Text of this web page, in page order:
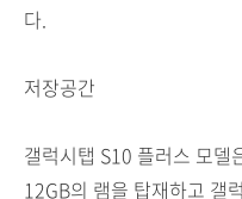
다.
저장공간
갤럭시탭 S10 플러스 모델
12GB의 램을 탑재하고 갤